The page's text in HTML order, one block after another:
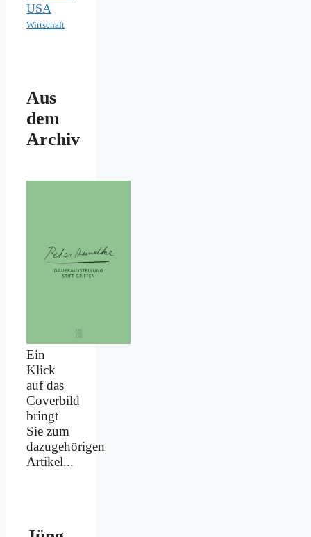
USA
Wirtschaft
Aus
dem
Archiv
Ein
Klick
auf das
Coverbild
bringt
Sie zum
dazugehörigen
Artikel...